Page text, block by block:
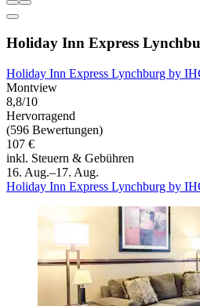
Holiday Inn Express
Holiday Inn Express Lynchburg by
Montview
8,8/10
Hervorragend
(596 Bewertungen)
107 €
inkl. Steuern & Gebühren
16. Aug.–17. Aug.
Holiday Inn Express Lynchburg by